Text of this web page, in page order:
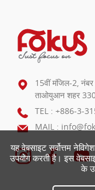
यह वेबसाइट सर्वोत्तम
उपयोग करती है। इस
के
15वीं मंजिल-2,
ताओयुआन शहर
TEL : +886-3-
MAIL :